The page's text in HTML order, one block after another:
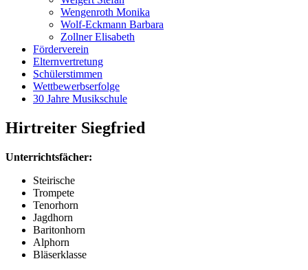
Wengenroth Monika
Wolf-Eckmann Barbara
Zollner Elisabeth
Förderverein
Elternvertretung
Schülerstimmen
Wettbewerbserfolge
30 Jahre Musikschule
Hirtreiter Siegfried
Unterrichtsfächer:
Steirische
Trompete
Tenorhorn
Jagdhorn
Baritonhorn
Alphorn
Bläserklasse